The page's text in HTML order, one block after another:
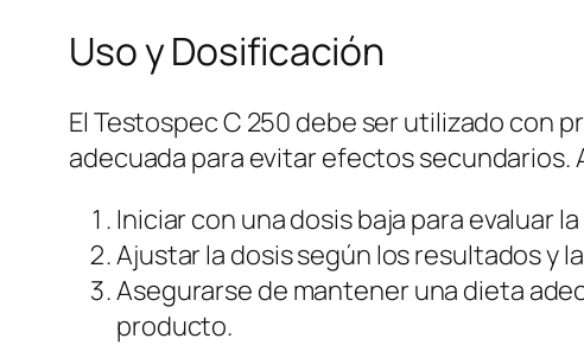
Uso y Dosificación
El Testospec C 250 debe ser utilizado con
adecuada para evitar efectos
Iniciar con una dosis baja para evaluar
Ajustar la dosis según los resultados y
Asegurarse de mantener una dieta
producto.